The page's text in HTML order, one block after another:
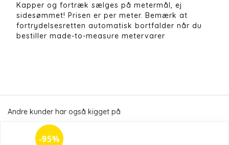
Kapper og fortræk sælges på metermål, ej
sidesømmet! Prisen er per meter. Bemærk at
fortrydelsesretten automatisk bortfalder når du
bestiller made-to-measure metervarer
Andre kunder har også kigget på
-95%